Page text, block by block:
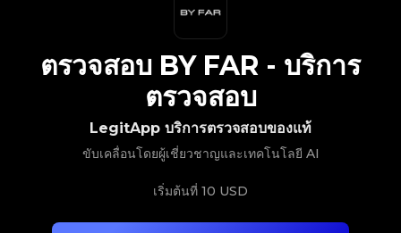
LegitApp บริการตรวจสอบของแท้
ขับเคลื่อนโดยผู้เชี่ยวชาญและเทคโนโลยี AI
เริ่มต้นที่ 10 USD
ตรวจสอบ BY FAR - บริการ
ตรวจสอบ